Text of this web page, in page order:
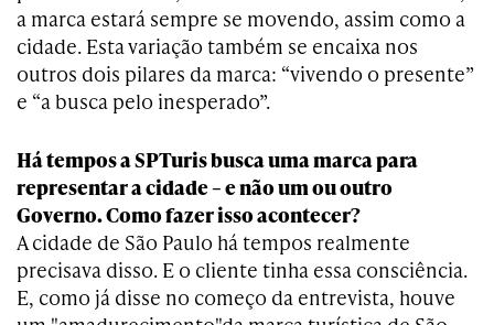
a marca estará sempre se movendo, assim como a
cidade. Esta variação também se encaixa nos
outros dois pilares da marca: “vivendo o presente”
e “a busca pelo inesperado”.
Há tempos a SPTuris busca uma marca para
representar a cidade – e não um ou outro
Governo. Como fazer isso acontecer?
A cidade de São Paulo há tempos realmente
precisava disso. E o cliente tinha essa consciência.
E, como já disse no começo da entrevista, houve